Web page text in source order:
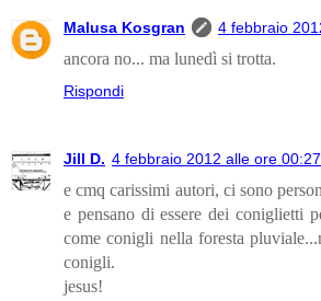
Malusa Kosgran 4 febbraio
ancora no... ma lunedì si trotta.
Rispondi
Jill D. 4 febbraio 2012 alle ore 00:27
e cmq carissimi autori, ci sono
e pensano di essere dei coniglietti
come conigli nella foresta
conigli.
jesus!